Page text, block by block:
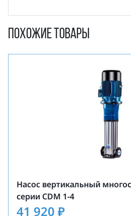
Похожие товары
Насос вертикальный
серии CDM 1-4
41 920 ₽